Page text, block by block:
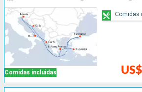
Comidas incluidas
Comidas